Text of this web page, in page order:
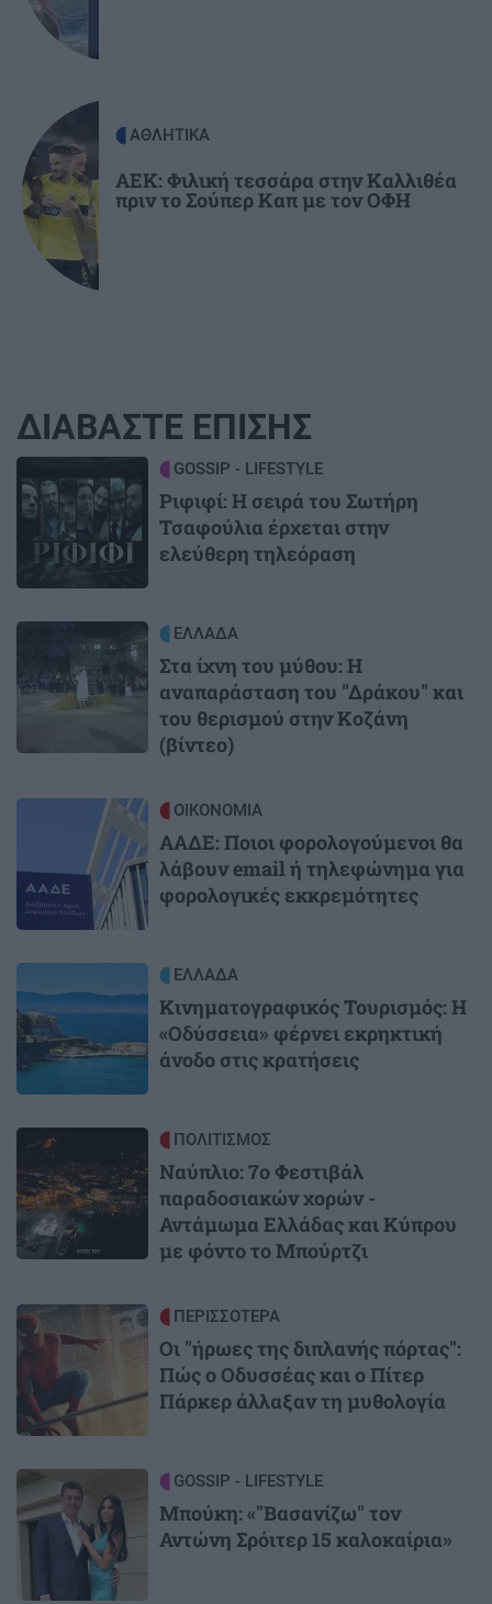
ΑΘΛΗΤΙΚΑ
ΑΕΚ: Φιλική τεσσάρα στην Καλλιθέα
πριν το Σούπερ Καπ με τον ΟΦΗ
ΔΙΑΒΑΣΤΕ ΕΠΙΣΗΣ
GOSSIP - LIFESTYLE
Ριφιφί: Η σειρά του Σωτήρη
Τσαφούλια έρχεται στην
ελεύθερη τηλεόραση
ΕΛΛΑΔΑ
Στα ίχνη του μύθου: Η
αναπαράσταση του "Δράκου" και
του θερισμού στην Κοζάνη
(βίντεο)
ΟΙΚΟΝΟΜΙΑ
ΑΑΔΕ: Ποιοι φορολογούμενοι θα
λάβουν email ή τηλεφώνημα για
φορολογικές εκκρεμότητες
ΕΛΛΑΔΑ
Κινηματογραφικός Τουρισμός: Η
«Οδύσσεια» φέρνει εκρηκτική
άνοδο στις κρατήσεις
Image ΠΟΛΙΤΙΣΜΟΣ
Ναύπλιο: 7ο Φεστιβάλ
παραδοσιακών χορών -
Αντάμωμα Ελλάδας και Κύπρου
με φόντο το Μπούρτζι
Image ΠΕΡΙΣΣΟΤΕΡΑ
Οι "ήρωες της διπλανής πόρτας":
Πώς ο Οδυσσέας και ο Πίτερ
Πάρκερ άλλαξαν τη μυθολογία
Image GOSSIP - LIFESTYLE
Μπούκη: «"Βασανίζω" τον
Αντώνη Σρόιτερ 15 καλοκαίρια»